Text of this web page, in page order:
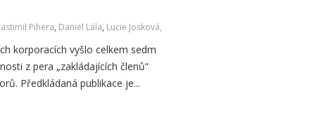
Pihera, Daniel Lála, Lucie Josková,
korporacích vyšlo celkem sedm
z pera „zakládajících členů“
Předkládaná publikace je...